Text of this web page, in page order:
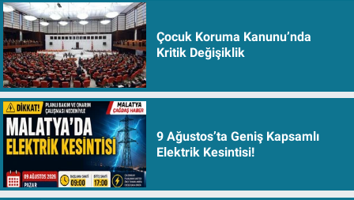
Çocuk Koruma Kanunu’nda
Kritik Değişiklik
9 Ağustos’ta Geniş Kapsamlı
Elektrik Kesintisi!